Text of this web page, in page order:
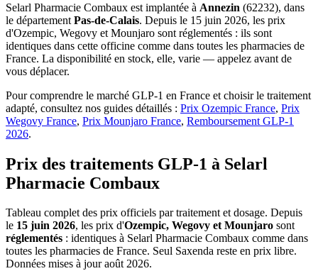
Selarl Pharmacie Combaux est implantée à Annezin (62232), dans
le département Pas-de-Calais. Depuis le 15 juin 2026, les prix
d'Ozempic, Wegovy et Mounjaro sont réglementés : ils sont
identiques dans cette officine comme dans toutes les pharmacies de
France. La disponibilité en stock, elle, varie — appelez avant de
vous déplacer.
Pour comprendre le marché GLP-1 en France et choisir le traitement
adapté, consultez nos guides détaillés : Prix Ozempic France, Prix
Wegovy France, Prix Mounjaro France, Remboursement GLP-1
2026.
Prix des traitements GLP-1 à Selarl
Pharmacie Combaux
Tableau complet des prix officiels par traitement et dosage. Depuis
le 15 juin 2026, les prix d'Ozempic, Wegovy et Mounjaro sont
réglementés : identiques à Selarl Pharmacie Combaux comme dans
toutes les pharmacies de France. Seul Saxenda reste en prix libre.
Données mises à jour août 2026.